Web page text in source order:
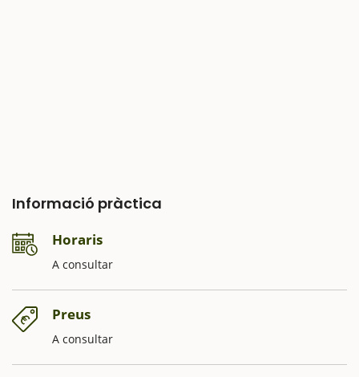
Informació pràctica
Horaris
A consultar
Preus
A consultar